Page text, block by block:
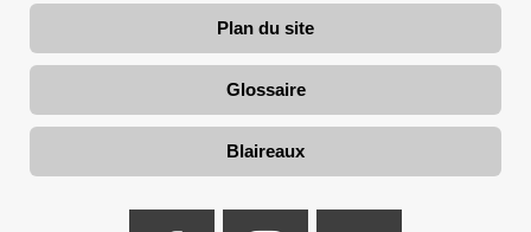
Plan du site
Glossaire
Blaireaux